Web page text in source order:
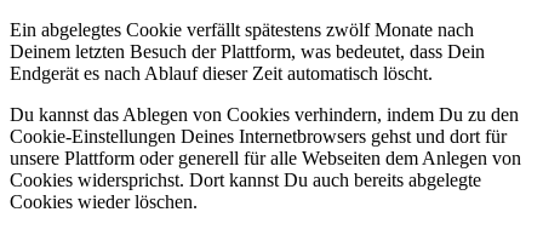
Ein abgelegtes Cookie verfällt spätestens zwölf Monate nach
Deinem letzten Besuch der Plattform, was bedeutet, dass Dein
Endgerät es nach Ablauf dieser Zeit automatisch löscht.
Du kannst das Ablegen von Cookies verhindern, indem Du zu den
Cookie-Einstellungen Deines Internetbrowsers gehst und dort für
unsere Plattform oder generell für alle Webseiten dem Anlegen von
Cookies widersprichst. Dort kannst Du auch bereits abgelegte
Cookies wieder löschen.